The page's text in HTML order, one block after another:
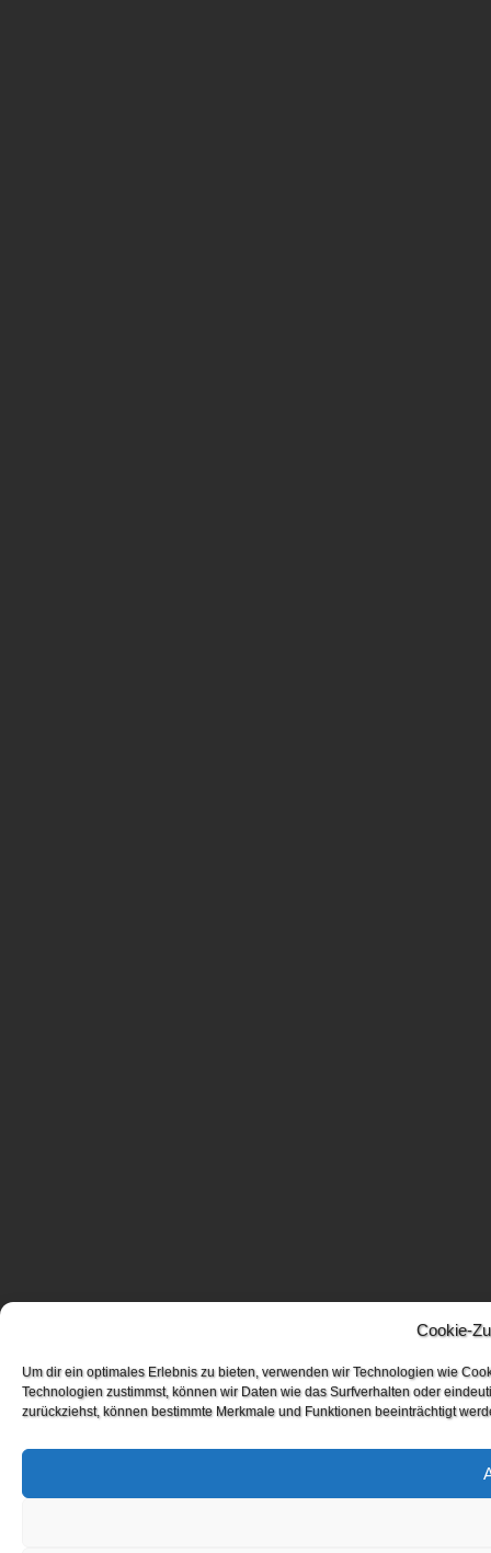
Cookie-
Um dir ein optimales Erlebnis zu bieten, verwenden wir Technologien wie
Technologien zustimmst, können wir Daten wie das Surfverhalten oder
zurückziehst, können bestimmte Merkmale und Funktionen beeinträchtigt